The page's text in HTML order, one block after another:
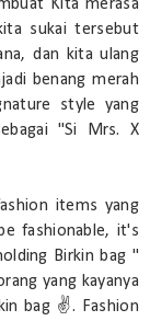
Kita merasa
sukai tersebut
dan kita ulang
benang merah
style yang
"Si Mrs. X
items yang
fashionable, it's
Birkin bag "
yang kayanya
bag ✌. Fashion